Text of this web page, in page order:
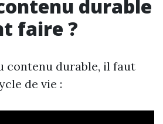
durable
faire ?
contenu durable, il faut
de vie :